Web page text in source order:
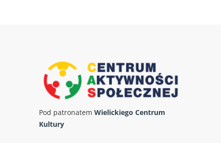
Pod patronatem Wielickiego Centrum
Kultury